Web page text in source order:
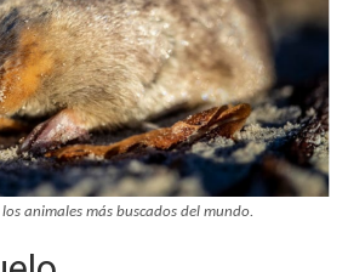
animales más buscados del mundo.